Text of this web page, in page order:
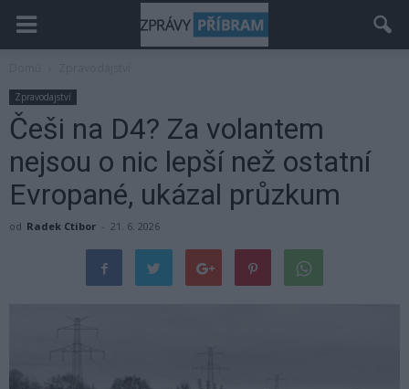
Zpravodajství
Češi na D4? Za volantem
nejsou o nic lepší než ostatní
Evropané, ukázal průzkum
od Radek Ctibor - 21. 6. 2026